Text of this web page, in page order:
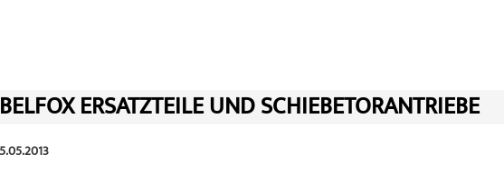
BELFOX ERSATZTEILE UND SCHIEBETORANTRIEBE